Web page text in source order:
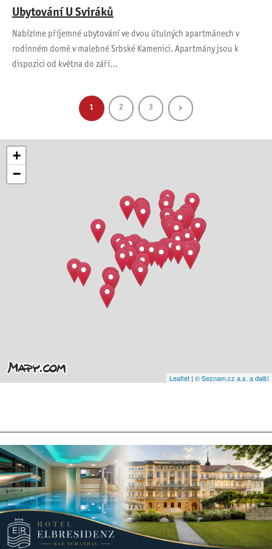
Ubytování U Sviráků
Nabízíme příjemné ubytování ve dvou útulných apartmánech v
rodinném domě v malebné Srbské Kamenici. Apartmány jsou k
dispozici od května do září…
1 2 3
+
−
Leaflet | © Seznam.cz a.s. a další